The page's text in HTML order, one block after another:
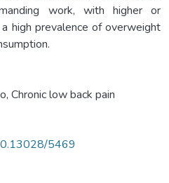
work, with higher or
high prevalence of overweight
, Chronic low back pain
5469